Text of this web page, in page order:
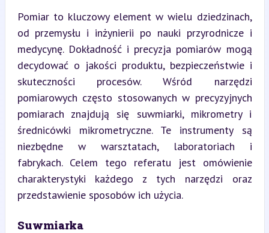
Pomiar to kluczowy element w wielu dziedzinach,
od przemysłu i inżynierii po nauki przyrodnicze i
medycynę. Dokładność i precyzja pomiarów mogą
decydować o jakości produktu, bezpieczeństwie i
skuteczności procesów. Wśród narzędzi
pomiarowych często stosowanych w precyzyjnych
pomiarach znajdują się suwmiarki, mikrometry i
średnicówki mikrometryczne. Te instrumenty są
niezbędne w warsztatach, laboratoriach i
fabrykach. Celem tego referatu jest omówienie
charakterystyki każdego z tych narzędzi oraz
przedstawienie sposobów ich użycia.
Suwmiarka